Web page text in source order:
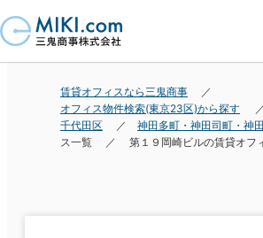
賃貸オフィスなら三鬼商事
オフィス物件検索(東京23区)から探す
千代田区
神田多町・神田司町・神
ス一覧
第１９岡崎ビルの賃貸オフ